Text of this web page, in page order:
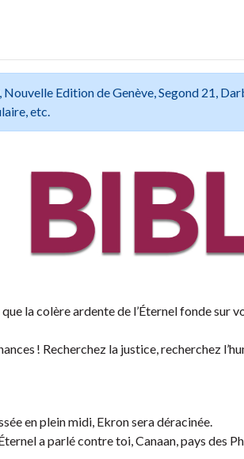
Edition de Genève, Segond 21,
etc.
la colère ardente de l’Éternel fonde sur
! Recherchez la justice, recherchez
en plein midi, Ekron sera déracinée.
a parlé contre toi, Canaan, pays des